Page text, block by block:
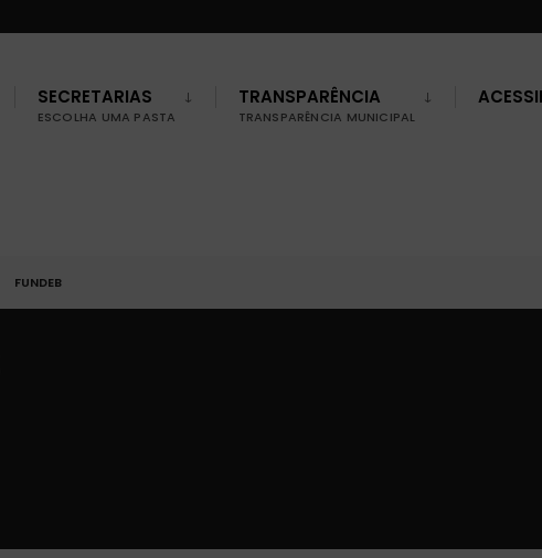
SECRETARIAS
ESCOLHA UMA PASTA
TRANSPARÊNCIA
TRANSPARÊNCIA MUNICIPAL
FUNDEB